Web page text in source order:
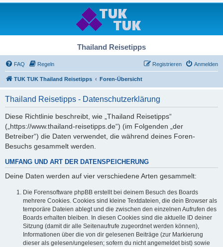
Thailand Reisetipps
FAQ Regeln Anmelden
Registrieren
TUK TUK Thailand Reisetipps Foren-Übersicht
Thailand Reisetipps - Datenschutzerklärung
Diese Richtlinie beschreibt, wie „Thailand Reisetipps“
(„https://www.thailand-reisetipps.de“) (im Folgenden „der
Betreiber“) die Daten verwendet, die während deines Foren-
Besuchs gesammelt werden.
UMFANG UND ART DER DATENSPEICHERUNG
Deine Daten werden auf vier verschiedene Arten gesammelt:
Die Forensoftware phpBB erstellt bei deinem Besuch des Boards
mehrere Cookies. Cookies sind kleine Textdateien, die dein Browser als
temporäre Dateien ablegt und die zwischen den einzelnen Aufrufen des
Boards erhalten bleiben. In diesen Cookies sind die aktuelle ID deiner
Sitzung (damit dir alle Seitenaufrufe zugeordnet werden können),
Informationen über die von dir gelesenen Beiträge (zur Markierung
dieser als gelesen/ungelesen; sofern du nicht angemeldet bist) sowie